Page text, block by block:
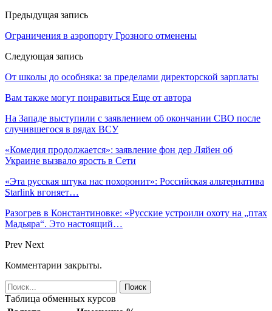
Предыдущая запись
Ограничения в аэропорту Грозного отменены
Следующая запись
От школы до особняка: за пределами директорской зарплаты
Вам также могут понравиться Еще от автора
На Западе выступили с заявлением об окончании СВО после
случившегося в рядах ВСУ
«Комедия продолжается»: заявление фон дер Ляйен об
Украине вызвало ярость в Сети
«Эта русская штука нас похоронит»: Российская альтернатива
Starlink вгоняет…
Разогрев в Константиновке: «Русские устроили охоту на „птах
Мадьяра“. Это настоящий…
Prev Next
Комментарии закрыты.
Таблица обменных курсов